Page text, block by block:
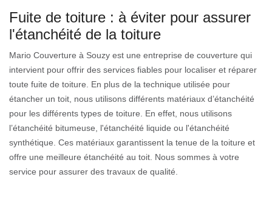
Fuite de toiture : à éviter pour assurer
l'étanchéité de la toiture
Mario Couverture à Souzy est une entreprise de couverture qui
intervient pour offrir des services fiables pour localiser et réparer
toute fuite de toiture. En plus de la technique utilisée pour
étancher un toit, nous utilisons différents matériaux d’étanchéité
pour les différents types de toiture. En effet, nous utilisons
l’étanchéité bitumeuse, l'étanchéité liquide ou l'étanchéité
synthétique. Ces matériaux garantissent la tenue de la toiture et
offre une meilleure étanchéité au toit. Nous sommes à votre
service pour assurer des travaux de qualité.